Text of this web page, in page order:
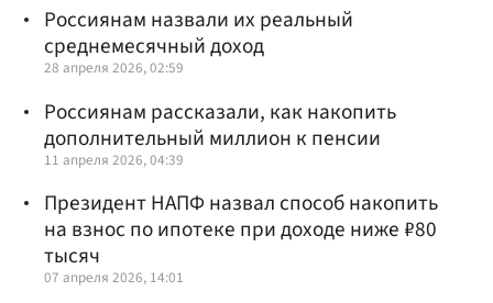
Россиянам назвали их реальный
среднемесячный доход
28 апреля 2026, 02:59
Россиянам рассказали, как накопить
дополнительный миллион к пенсии
11 апреля 2026, 04:39
Президент НАПФ назвал способ накопить
на взнос по ипотеке при доходе ниже ₽80
тысяч
07 апреля 2026, 14:01